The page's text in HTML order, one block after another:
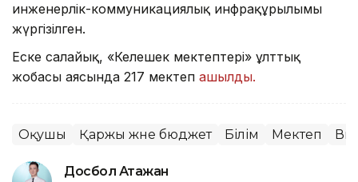
инженерлік-коммуникациялық инфрақұрылымы
жүргізілген.
Еске салайық, «Келешек мектептері» ұлттық
жобасы аясында 217 мектеп ашылды.
Оқушы Қаржы және бюджет Білім Мектеп
Досбол Атажан